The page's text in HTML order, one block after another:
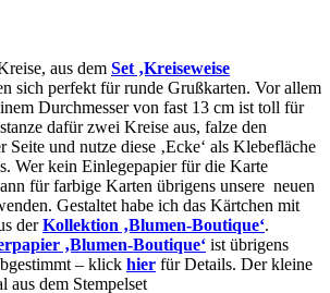
aus dem Set ‚Kreiseweise
sich perfekt für runde Grußkarten. Vor allem
Durchmesser von fast 13 cm ist toll für
dafür zwei Kreise aus, falze den
Seite und nutze diese ‚Ecke‘ als Klebefläche
Wer kein Einlegepapier für die Karte
für farbige Karten übrigens unsere neuen
Gestaltet habe ich das Kärtchen mit
derKollektion ‚Blumen-Boutique‘.
‚Blumen-Boutique‘ ist übrigens
– klick hier für Details. Der kleine
aus dem Stempelset